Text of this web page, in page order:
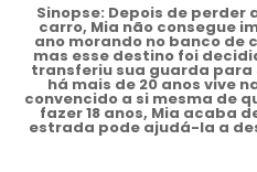
Sinopse: Depois de perder
carro, Mia não consegue
ano morando no banco de
mas esse destino foi
transferiu sua guarda para
há mais de 20 anos vive
convencido a si mesma de
fazer 18 anos, Mia acaba
estrada pode ajudá-la a